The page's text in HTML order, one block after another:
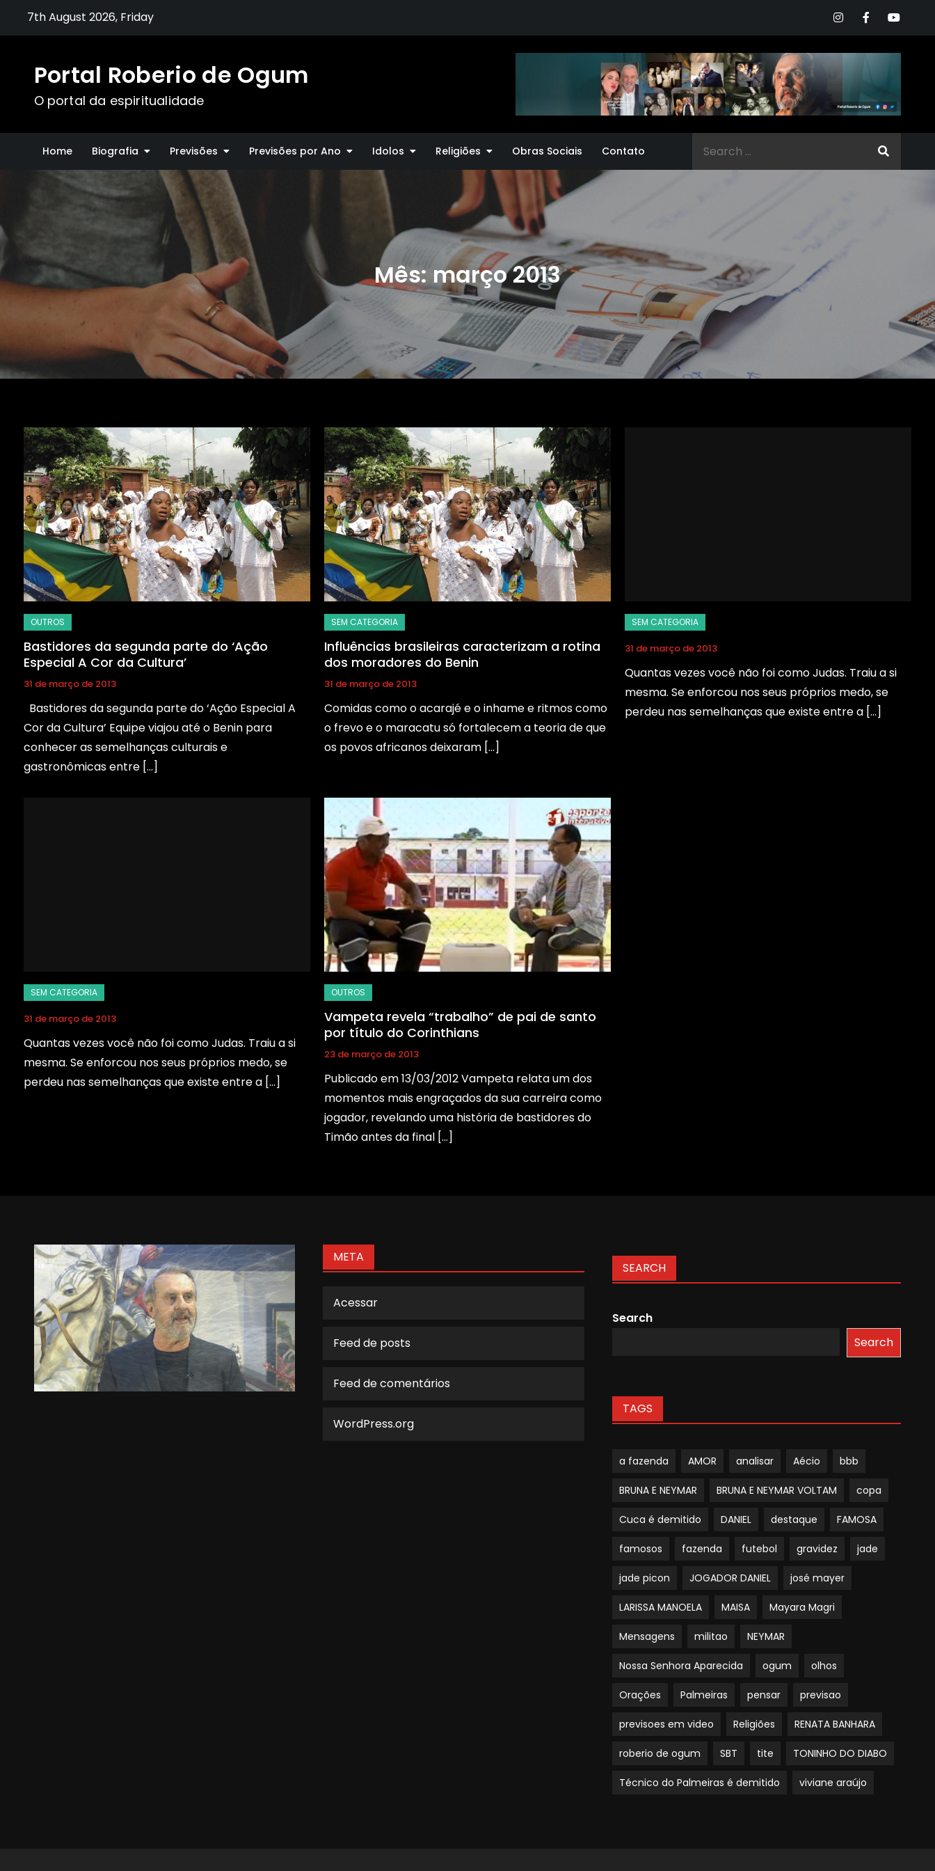
7th August 2026, Friday
Portal Roberio de Ogum
O portal da espiritualidade
Home Biografia Previsões Previsões por Ano Idolos Religiões Obras Sociais Contato
Mês:março 2013
Bastidores da segunda parte do ‘Ação
Especial A Cor da Cultura’
31 de março de 2013
Bastidores da segunda parte do ‘Ação Especial A
Cor da Cultura’ Equipe viajou até o Benin para
conhecer as semelhanças culturais e
gastronômicas entre […]
Influências brasileiras caracterizam a rotina
dos moradores do Benin
31 de março de 2013
Comidas como o acarajé e o inhame e ritmos como
o frevo e o maracatu só fortalecem a teoria de que
os povos africanos deixaram […]
31 de março de 2013
Quantas vezes você não foi como Judas. Traiu a si
mesma. Se enforcou nos seus próprios medo, se
perdeu nas semelhanças que existe entre a […]
31 de março de 2013
Quantas vezes você não foi como Judas. Traiu a si
mesma. Se enforcou nos seus próprios medo, se
perdeu nas semelhanças que existe entre a […]
Vampeta revela “trabalho” de pai de santo
por título do Corinthians
23 de março de 2013
Publicado em 13/03/2012 Vampeta relata um dos
momentos mais engraçados da sua carreira como
jogador, revelando uma história de bastidores do
Timão antes da final […]
META
Acessar
Feed de posts
Feed de comentários
WordPress.org
SEARCH
Search
Search
TAGS
a fazenda AMOR analisar Aécio bbb
BRUNA E NEYMAR BRUNA E NEYMAR VOLTAM copa
Cuca é demitido DANIEL destaque FAMOSA
famosos fazenda futebol gravidez jade
jade picon JOGADOR DANIEL josé mayer
LARISSA MANOELA MAISA Mayara Magri
Mensagens militao NEYMAR
Nossa Senhora Aparecida ogum olhos
Orações Palmeiras pensar previsao
previsoes em video Religiões RENATA BANHARA
roberio de ogum SBT tite TONINHO DO DIABO
Técnico do Palmeiras é demitido viviane araújo